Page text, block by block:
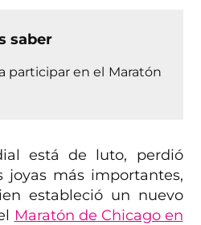
saber
participar en el Maratón
está de luto, perdió
joyas más importantes,
estableció un nuevo
Maratón de Chicago en